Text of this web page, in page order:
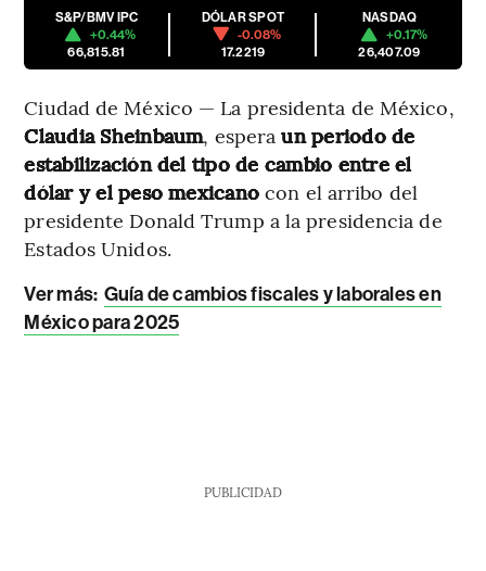
S&P/BMV IPC
+0.44%
66,815.81
DÓLAR SPOT
-0.08%
17.2219
NASDAQ
+0.17%
26,407.09
Ciudad de México — La presidenta de México,
Claudia Sheinbaum, esperaun periodo de
estabilización del tipo de cambio entre el
dólar y el peso mexicano con el arribo del
presidente Donald Trump a la presidencia de
Estados Unidos.
Ver más: Guía de cambios fiscales y laborales en
México para 2025
PUBLICIDAD